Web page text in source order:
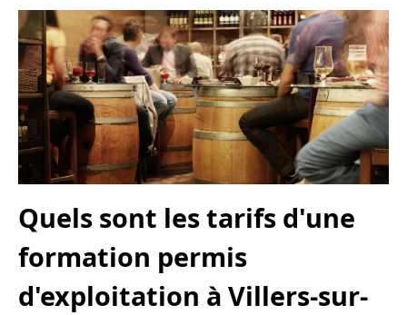
Quels sont les tarifs d'une
formation permis
d'exploitation à Villers-sur-